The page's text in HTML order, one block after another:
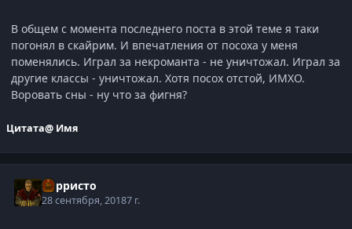
В общем с момента последнего поста в этой теме я таки
погонял в скайрим. И впечатления от посоха у меня
поменялись. Играл за некроманта - не уничтожал. Играл за
другие классы - уничтожал. Хотя посох отстой, ИМХО.
Воровать сны - ну что за фигня?
Цитата@ Имя
Корристо
28 сентября, 20187 г.